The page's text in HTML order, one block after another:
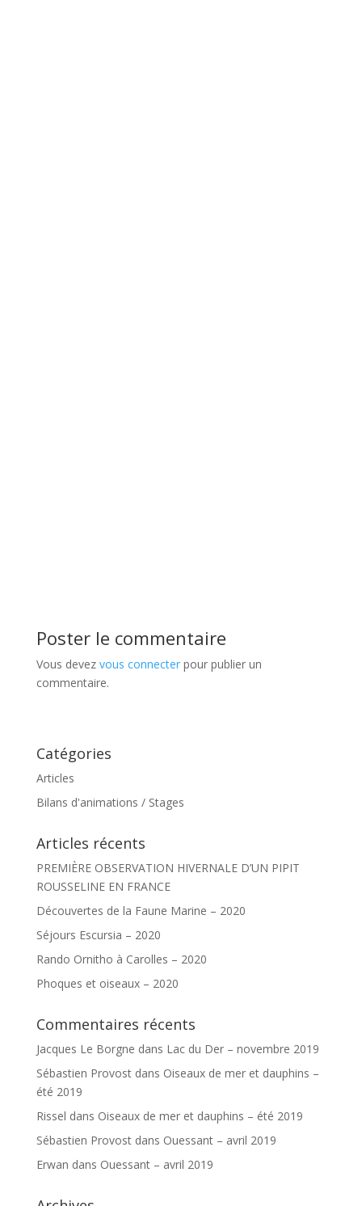
Poster le commentaire
Vous devez vous connecterpour publier un
commentaire.
Catégories
Articles
Bilans d'animations / Stages
Articles récents
PREMIÈRE OBSERVATION HIVERNALE D’UN PIPIT
ROUSSELINE EN FRANCE
Découvertes de la Faune Marine – 2020
Séjours Escursia – 2020
Rando Ornitho à Carolles – 2020
Phoques et oiseaux – 2020
Commentaires récents
Jacques Le Borgne dans Lac du Der – novembre 2019
Sébastien Provostdans Oiseaux de mer et dauphins –
été 2019
Rissel dans Oiseaux de mer et dauphins – été 2019
Sébastien Provostdans Ouessant – avril 2019
Erwan dans Ouessant – avril 2019